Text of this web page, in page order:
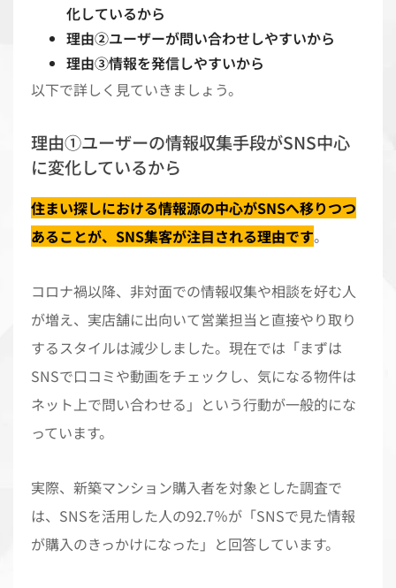
化しているから
理由②ユーザーが問い合わせしやすいから
理由③情報を発信しやすいから
以下で詳しく見ていきましょう。
理由①ユーザーの情報収集手段がSNS中心
に変化しているから
住まい探しにおける情報源の中心がSNSへ移りつつ
あることが、SNS集客が注目される理由です。
コロナ禍以降、非対面での情報収集や相談を好む人
が増え、実店舗に出向いて営業担当と直接やり取り
するスタイルは減少しました。現在では「まずは
SNSで口コミや動画をチェックし、気になる物件は
ネット上で問い合わせる」という行動が一般的にな
っています。
実際、新築マンション購入者を対象とした調査で
は、SNSを活用した人の92.7％が「SNSで見た情報
が購入のきっかけになった」と回答しています。